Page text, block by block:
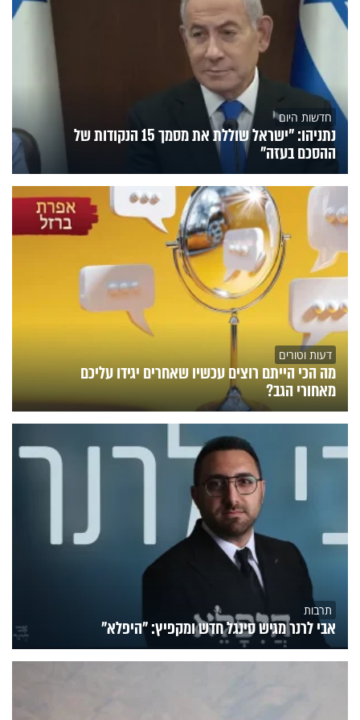
חדשות היום
נתניהו: "ישראל שוללת את מסמך 15 הנקודות של
ההסכם בעזה"
דעות וטורים
מה הכי הייתם רוצים עכשיו שאחרים יגידו עליכם
מאחורי הגב?
תרבות
אבי לרנר מגיש סינגל חדש ומקפיץ: "היפלא"